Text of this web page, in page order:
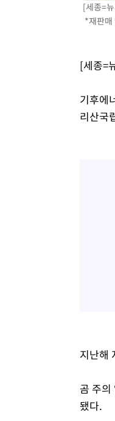
[세종=
*재판매
[세종=
기후에
리산국
지난해
곰 주
됐다.